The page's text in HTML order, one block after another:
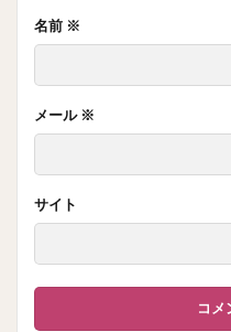
名前 ※
メール ※
サイト